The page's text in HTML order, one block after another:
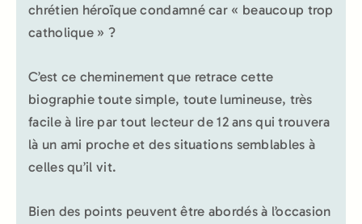
chrétien héroïque condamné car « beaucoup trop
catholique » ?
C’est ce cheminement que retrace cette
biographie toute simple, toute lumineuse, très
facile à lire par tout lecteur de 12 ans qui trouvera
là un ami proche et des situations semblables à
celles qu’il vit.
Bien des points peuvent être abordés à l’occasion